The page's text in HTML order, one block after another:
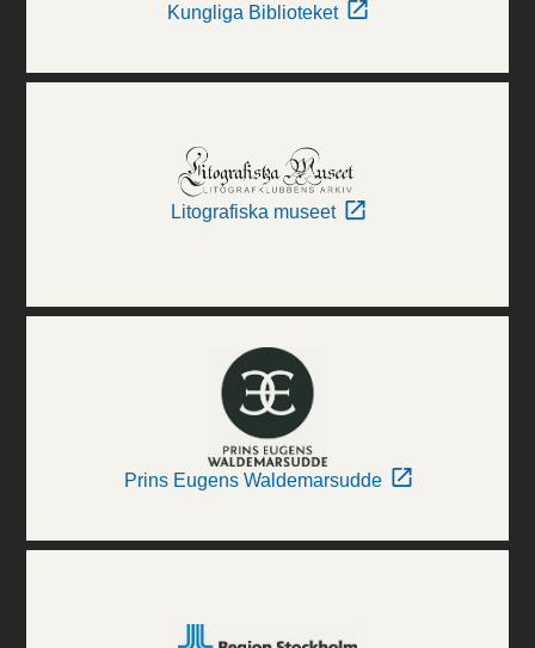
Kungliga Biblioteket
Litografiska museet
Prins Eugens Waldemarsudde